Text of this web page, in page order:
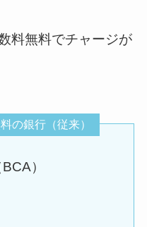
料無料でチャージが
の銀行（従来）
）